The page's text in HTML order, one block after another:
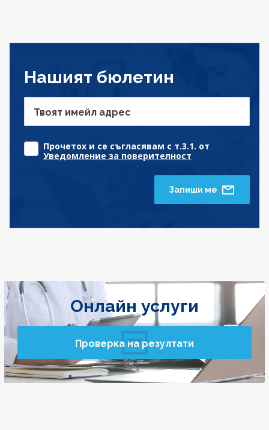
Нашият бюлетин
Твоят имейл адрес
Прочетох и се съгласявам с т.3.1. от
Уведомление за поверителност
Запиши ме
Онлайн услуги
Проверка на резултати